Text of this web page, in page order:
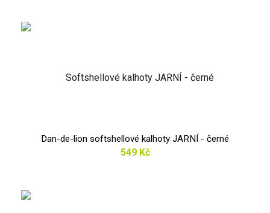
Dan-de-lion softshellové kalhoty JARNÍ - černé
549 Kč